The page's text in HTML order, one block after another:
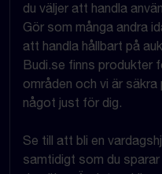
du väljer att handla
Gör som många andra
att handla hållbart på
Budi.se finns produkter
områden och vi är
något just för dig.
Se till att bli en
samtidigt som du